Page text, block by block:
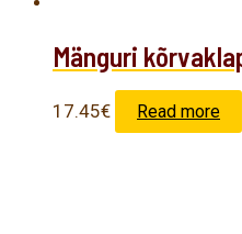
Mänguri
17.45€ Read more